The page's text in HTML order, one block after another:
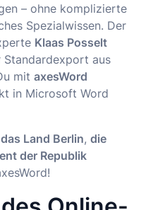
– ohne komplizierte
Spezialwissen. Der
Klaas Posselt
Standardexport aus
mit axesWord
in Microsoft Word
das Land Berlin, die
der Republik